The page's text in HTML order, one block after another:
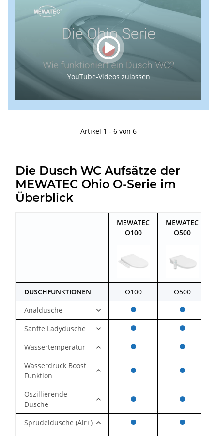
YouTube-Videos zulassen
Artikel 1 - 6 von 6
Die Dusch WC Aufsätze der
MEWATEC Ohio O-Serie im
Überblick
MEWATEC
O100
MEWATEC
O500
DUSCHFUNKTIONEN O100
O500
Analdusche
Sanfte Ladydusche
Wassertemperatur
Wasserdruck Boost
Funktion
Oszillierende
Dusche
Sprudeldusche (Air+)